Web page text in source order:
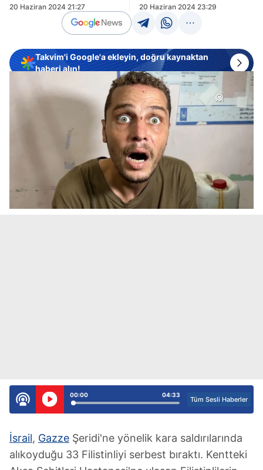
20 Haziran 2024 21:27
20 Haziran 2024 23:29
Takvim'i Google'a ekleyin, doğru kaynaktan
haberi alın!
04:33
00:00
Tüm Sesli Haberler
İsrail, Gazze Şeridi'ne yönelik kara saldırılarında
alıkoyduğu 33 Filistinliyi serbest bıraktı. Kentteki